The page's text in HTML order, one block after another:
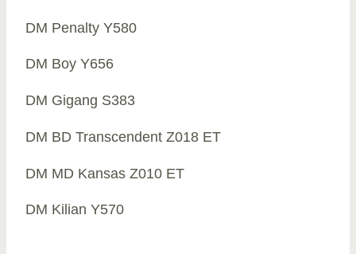
DM Penalty Y580
DM Boy Y656
DM Gigang S383
DM BD Transcendent Z018 ET
DM MD Kansas Z010 ET
DM Kilian Y570